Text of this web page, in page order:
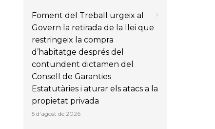
Foment del Treball urgeix al
Govern la retirada de la llei que
restringeix la compra
d’habitatge després del
contundent dictamen del
Consell de Garanties
Estatutàries i aturar els atacs a la
propietat privada
5 d'agost de 2026